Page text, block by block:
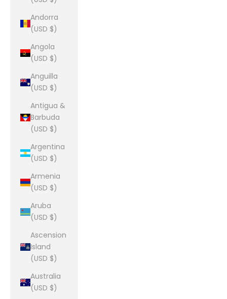
Andorra
(USD $)
Angola
(USD $)
Anguilla
(USD $)
Antigua &
Barbuda
(USD $)
Argentina
(USD $)
Armenia
(USD $)
Aruba
(USD $)
Ascension
Island
(USD $)
Australia
(USD $)